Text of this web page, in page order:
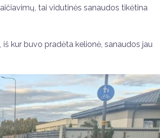
tai vidutinės sanaudos tikėtina
kur buvo pradėta kelionė, sanaudos jau